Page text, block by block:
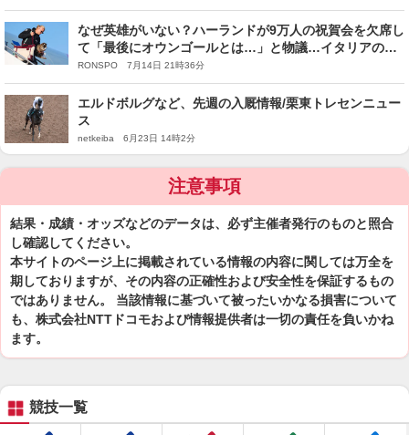
なぜ英雄がいない？ハーランドが9万人の祝賀会を欠席し
て「最後にオウンゴールとは…」と物議…イタリアのフ
ァッションショー出席が理由と判明しチーム内外から
「いて欲しかった」の批判
RONSPO 7月14日 21時36分
エルドボルグなど、先週の入厩情報/栗東トレセンニュー
ス
netkeiba 6月23日 14時2分
注意事項
結果・成績・オッズなどのデータは、必ず主催者発行のものと照合
し確認してください。
本サイトのページ上に掲載されている情報の内容に関しては万全を
期しておりますが、その内容の正確性および安全性を保証するもの
ではありません。 当該情報に基づいて被ったいかなる損害について
も、株式会社NTTドコモおよび情報提供者は一切の責任を負いかね
ます。
競技一覧